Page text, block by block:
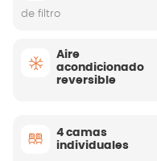
de filtro
Aire
acondicionado
reversible
4 camas
individuales